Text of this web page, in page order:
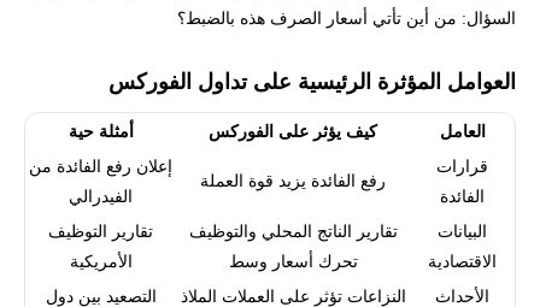
السؤال: من أين تأتي أسعار الصرف هذه بالضبط؟
العوامل المؤثرة الرئيسية على تداول الفوركس
العامل كيف يؤثر على الفوركس
أمثلة حية
قرارات
الفائدة
رفع الفائدة يزيد قوة العملة
إعلان رفع الفائدة من
الفيدرالي
البيانات
الاقتصادية
تقارير الناتج المحلي والتوظيف
تحرك أسعار وسط
تقارير التوظيف
الأمريكية
الأحداث
النزاعات تؤثر على العملات الملاذ
التصعيد بين دول